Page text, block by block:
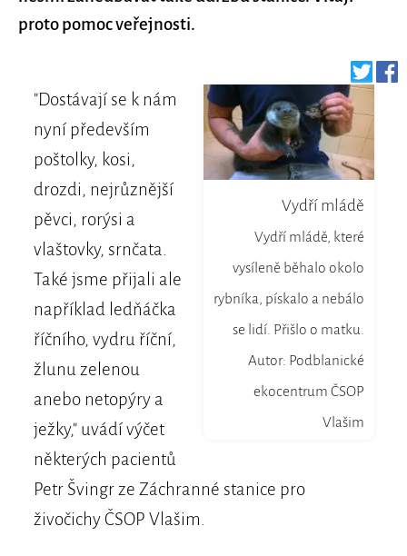
proto pomoc veřejnosti.
Vydří mládě
Vydří mládě, které
vysíleně běhalo okolo
rybníka, pískalo a nebálo
se lidí. Přišlo o matku.
Autor: Podblanické
ekocentrum ČSOP
Vlašim
"Dostávají se k nám
nyní především
poštolky, kosi,
drozdi, nejrůznější
pěvci, rorýsi a
vlaštovky, srnčata.
Také jsme přijali ale
například ledňáčka
říčního, vydru říční,
žlunu zelenou
anebo netopýry a
ježky," uvádí výčet
některých pacientů
Petr Švingr ze Záchranné stanice pro
živočichy ČSOP Vlašim.